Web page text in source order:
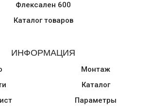
Флексален 600
Каталог товаров
ИНФОРМАЦИЯ
Монтаж
Каталог
Параметры